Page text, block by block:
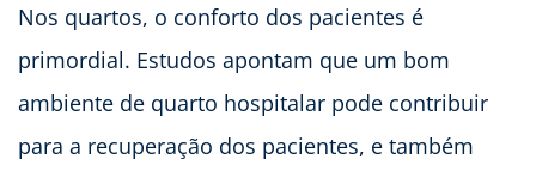
Nos quartos, o conforto dos pacientes é
primordial. Estudos apontam que um bom
ambiente de quarto hospitalar pode contribuir
para a recuperação dos pacientes, e também